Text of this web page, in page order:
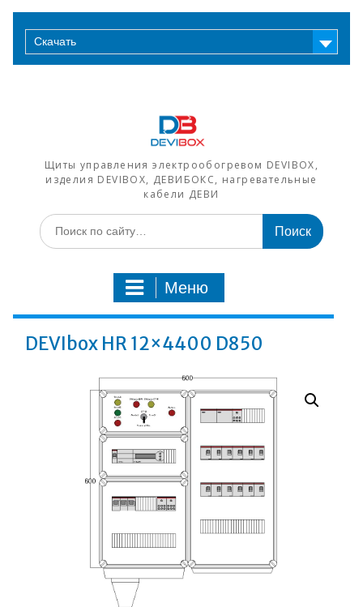
содержимому
Скачать
Щиты управления электрообогревом DEVIBOX,
изделия DEVIBOX, ДЕВИБОКС, нагревательные
кабели ДЕВИ
Искать:
Меню
DEVIbox HR 12×4400 D850